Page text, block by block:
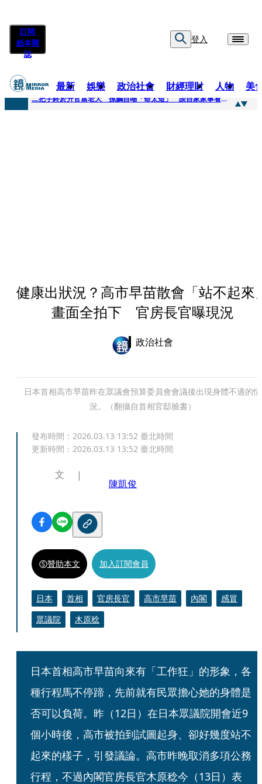
訂閱
紙本雜
誌
登入
最新 娛樂 政治社會 財經理財 人物 美
快訊
二把手終於升官當老大 孫鵬自嘲「命太短」 談自家家事看超開：誰家鍋底沒灰塵
健康出狀況？高市早苗散會「站不起來
畫面全拍下 官房長官曝現況
政治社會
日本首相高市早苗昨在眾議會預算委員會會議後出現身體不適的情
況。（翻攝自首相官邸臉書）
發布時間： 2026.03.13 13:52 臺北時間
更新時間： 2026.03.13 13:52 臺北時間
文
陳凱俊
贊助本文 加入訂閱會員
日本 首相 官房長官 高市早苗 內閣
感冒
眾議院
木原稔
日本首相高市早苗向來有「工作狂」的形象，各
種行程馬不停蹄，先前就有民眾擔心她的身體是
否可以負荷。昨（12日）在日本眾議院開會近9
個小時後，高市被拍到試圖起身、卻好幾度站不
起來的樣子，引發議論。高市昨晚取消多項公務
行程，不過內閣官房長官木原稔今（13日）表